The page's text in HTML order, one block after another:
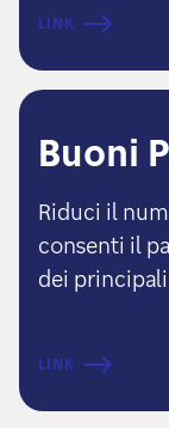
LINK
Buoni
Riduci il
consenti il
dei
LINK